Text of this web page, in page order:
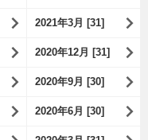
2021年3月 [31]
2020年12月 [31]
2020年9月 [30]
2020年6月 [30]